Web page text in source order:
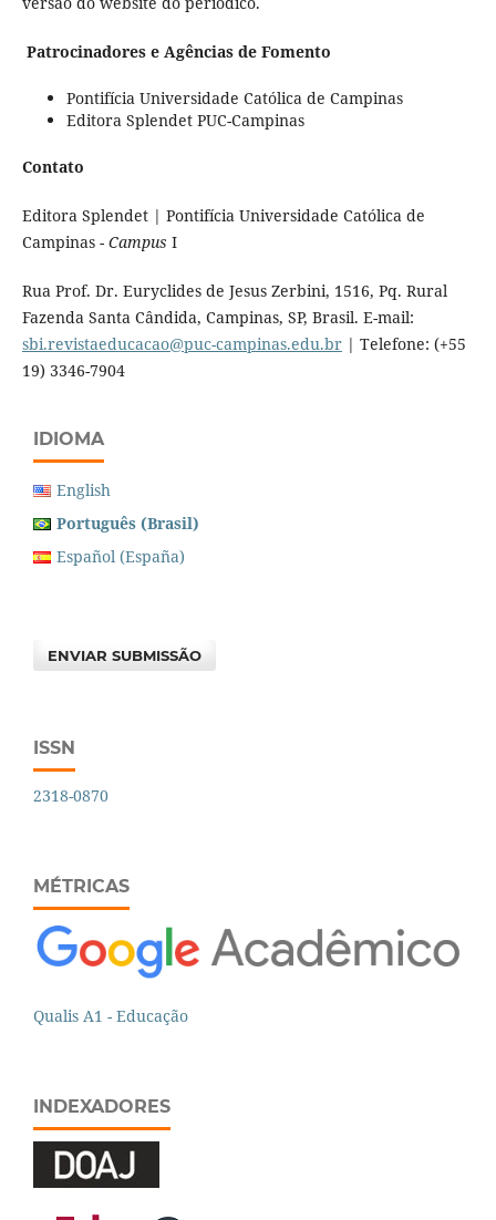
Patrocinadores e Agências de Fomento
Pontifícia Universidade Católica de Campinas
Editora Splendet PUC-Campinas
Contato
Editora Splendet | Pontifícia Universidade Católica de
Campinas - Campus I
Rua Prof. Dr. Euryclides de Jesus Zerbini, 1516, Pq. Rural
Fazenda Santa Cândida, Campinas, SP, Brasil. E-mail:
sbi.revistaeducacao@puc-campinas.edu.br| Telefone: (+55
19) 3346-7904
IDIOMA
English
Português (Brasil)
Español (España)
ENVIAR SUBMISSÃO
ISSN
2318-0870
MÉTRICAS
Qualis A1 - Educação
INDEXADORES